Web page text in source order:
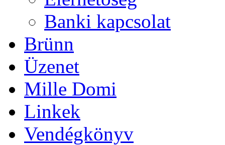
Banki kapcsolat
Brünn
Üzenet
Mille Domi
Linkek
Vendégkönyv